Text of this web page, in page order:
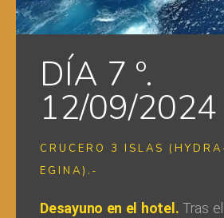
DÍA 7 º.
12/09/2024
CRUCERO 3 ISLAS
EGINA).-
Desayuno en el hotel. Tras